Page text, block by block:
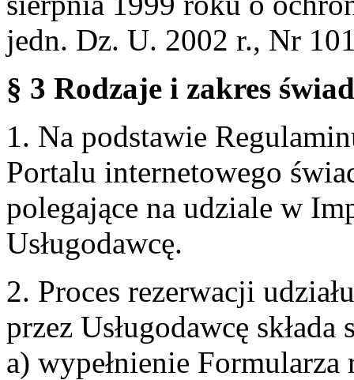
jedn. Dz. U. 2002 r., Nr
§ 3 Rodzaje i zakres
1. Na podstawie
Portalu internetowego
polegające na udziale w
Usługodawcę.
2. Proces rezerwacji
przez Usługodawcę
a) wypełnienie